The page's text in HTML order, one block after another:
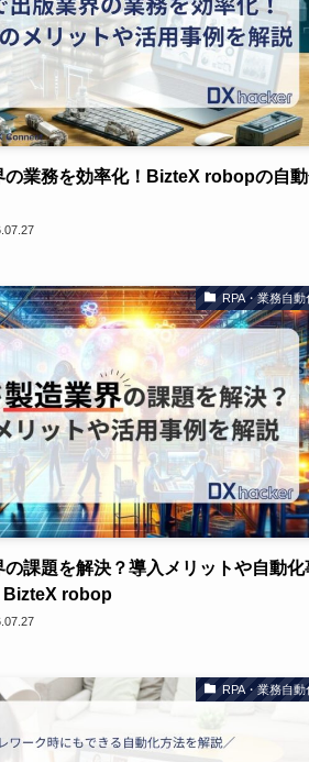
の業務を効率化！BizteX robopの自
RPA・業務自動
の課題を解決？導入メリットや自動化
BizteX robop
RPA・業務自動